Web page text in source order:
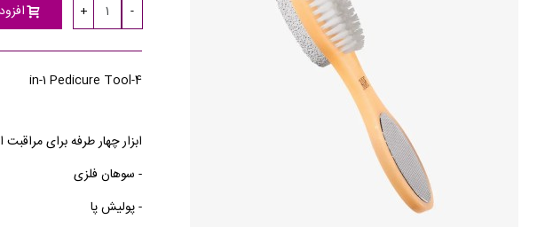
-
+
4-in-1 Pedicure Tool
ابزار چهار طرفه برای مراقبت
- سوهان فلزی
- پولیش پا